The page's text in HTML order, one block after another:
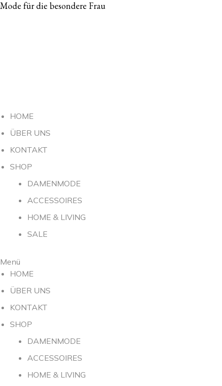
Mode für die besondere Frau
HOME
ÜBER UNS
KONTAKT
SHOP
DAMENMODE
ACCESSOIRES
HOME & LIVING
SALE
Menü
HOME
ÜBER UNS
KONTAKT
SHOP
DAMENMODE
ACCESSOIRES
HOME & LIVING